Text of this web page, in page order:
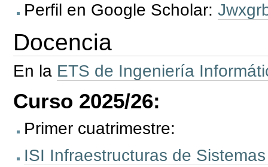
Perfil en Google Scholar:
Docencia
En la ETS de Ingeniería
Curso 2025/26:
Primer cuatrimestre:
ISI Infraestructuras de